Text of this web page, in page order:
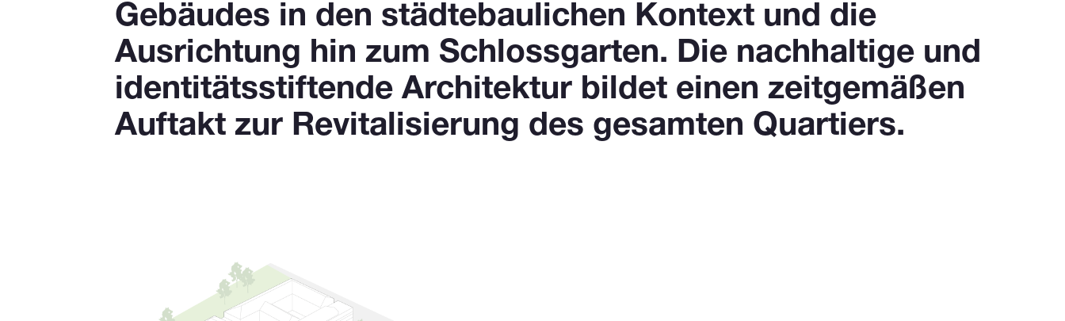
Gebäudes in den städtebaulichen Kontext und die
Ausrichtung hin zum Schlossgarten. Die nachhaltige und
identitätsstiftende Architektur bildet einen zeitgemäßen
Auftakt zur Revitalisierung des gesamten Quartiers.